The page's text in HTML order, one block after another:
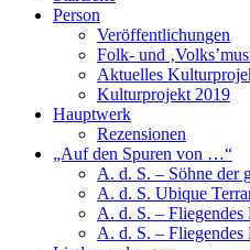
Person
Veröffentlichungen
Folk- und
Aktuelles
Kulturprojekt 2019
Hauptwerk
Rezensionen
„Auf den Spuren von …“
A. d. S. – Söhne der
A. d. S. Ubique
A. d. S. – Fliegendes
A. d. S. – Fliegendes